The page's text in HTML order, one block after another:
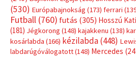
(530) Európabajnokság (173) ferrari
Futball (760) futás (305) Hosszú
(181) Jégkorong (148) kajakkenu (138)
kosárlabda (166) kézilabda(448)
labdarúgóválogatott(148) Mercedes